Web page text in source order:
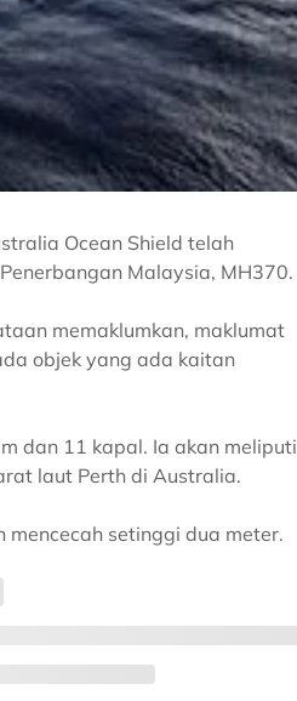
Ocean Shield telah
Malaysia, MH370.
memaklumkan, maklumat
objek yang ada kaitan
dan 11 kapal. Ia akan meliputi
laut Perth di Australia.
setinggi dua meter.